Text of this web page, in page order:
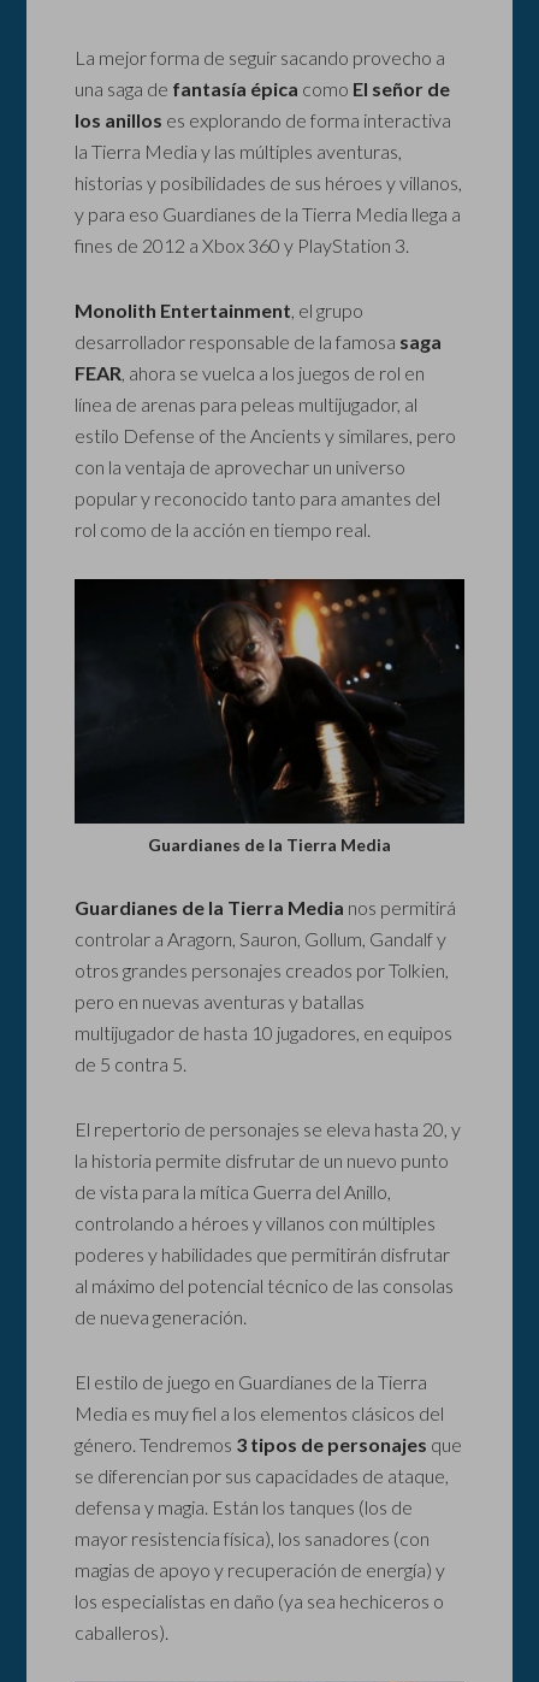
La mejor forma de seguir sacando provecho a
una saga de fantasía épica como El señor de
los anillos es explorando de forma interactiva
la Tierra Media y las múltiples aventuras,
historias y posibilidades de sus héroes y villanos,
y para eso Guardianes de la Tierra Media llega a
fines de 2012 a Xbox 360 y PlayStation 3.
Monolith Entertainment, el grupo
desarrollador responsable de la famosa saga
FEAR, ahora se vuelca a los juegos de rol en
línea de arenas para peleas multijugador, al
estilo Defense of the Ancients y similares, pero
con la ventaja de aprovechar un universo
popular y reconocido tanto para amantes del
rol como de la acción en tiempo real.
Guardianes de la Tierra Media
Guardianes de la Tierra Media nos permitirá
controlar a Aragorn, Sauron, Gollum, Gandalf y
otros grandes personajes creados por Tolkien,
pero en nuevas aventuras y batallas
multijugador de hasta 10 jugadores, en equipos
de 5 contra 5.
El repertorio de personajes se eleva hasta 20, y
la historia permite disfrutar de un nuevo punto
de vista para la mítica Guerra del Anillo,
controlando a héroes y villanos con múltiples
poderes y habilidades que permitirán disfrutar
al máximo del potencial técnico de las consolas
de nueva generación.
El estilo de juego en Guardianes de la Tierra
Media es muy fiel a los elementos clásicos del
género. Tendremos 3 tipos de personajes que
se diferencian por sus capacidades de ataque,
defensa y magia. Están los tanques (los de
mayor resistencia física), los sanadores (con
magias de apoyo y recuperación de energía) y
los especialistas en daño (ya sea hechiceros o
caballeros).